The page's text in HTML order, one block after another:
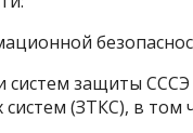
и систем защиты
(ЗТКС), в том